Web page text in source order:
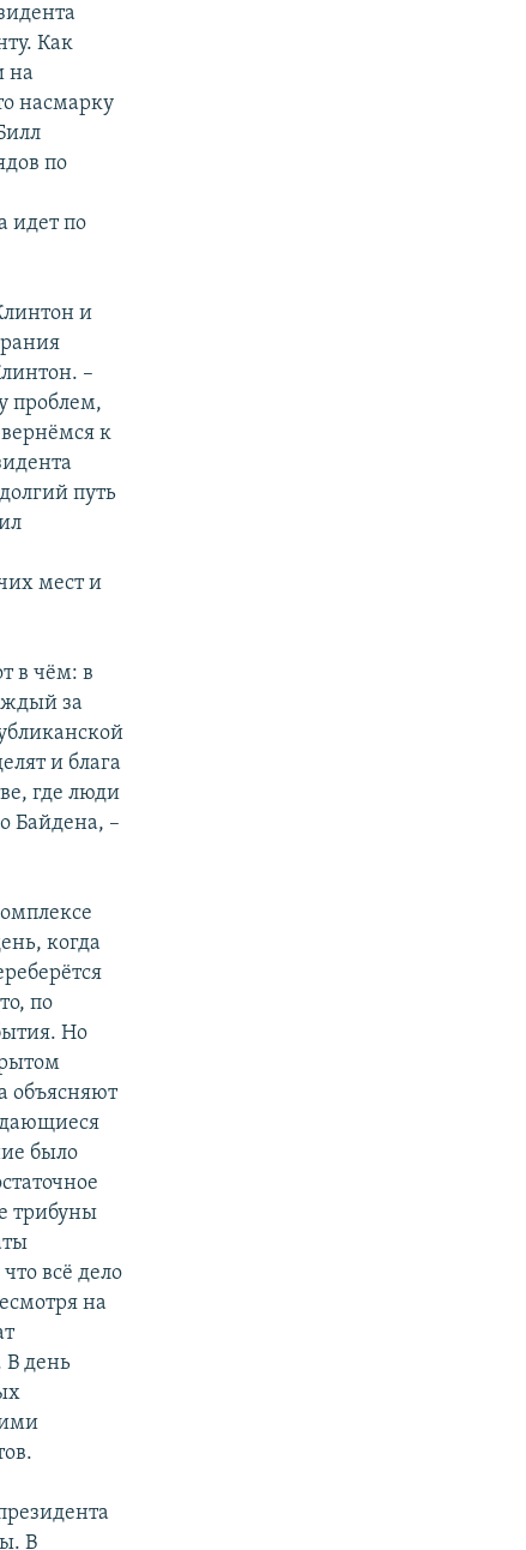
Как
на
насмарку
по
идет по
и
–
проблем,
к
путь
мест и
в чём: в
за
и блага
где люди
Байдена, –
когда
по
Но
объясняют
было
трибуны
всё дело
на
В день
В